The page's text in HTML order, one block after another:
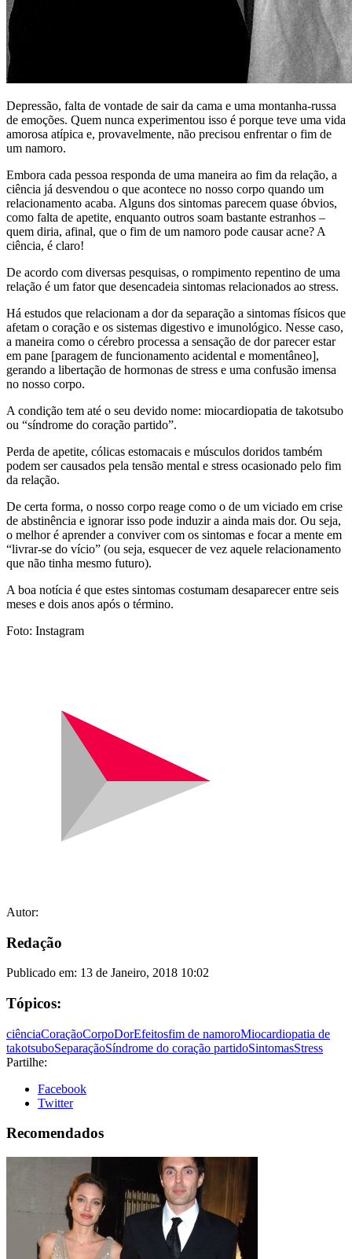
Depressão, falta de vontade de sair da cama e uma montanha-russa
de emoções. Quem nunca experimentou isso é porque teve uma vida
amorosa atípica e, provavelmente, não precisou enfrentar o fim de
um namoro.
Embora cada pessoa responda de uma maneira ao fim da relação, a
ciência já desvendou o que acontece no nosso corpo quando um
relacionamento acaba. Alguns dos sintomas parecem quase óbvios,
como falta de apetite, enquanto outros soam bastante estranhos –
quem diria, afinal, que o fim de um namoro pode causar acne? A
ciência, é claro!
De acordo com diversas pesquisas, o rompimento repentino de uma
relação é um fator que desencadeia sintomas relacionados ao stress.
Há estudos que relacionam a dor da separação a sintomas físicos que
afetam o coração e os sistemas digestivo e imunológico. Nesse caso,
a maneira como o cérebro processa a sensação de dor parecer estar
em pane [paragem de funcionamento acidental e momentâneo],
gerando a libertação de hormonas de stress e uma confusão imensa
no nosso corpo.
A condição tem até o seu devido nome: miocardiopatia de takotsubo
ou “síndrome do coração partido”.
Perda de apetite, cólicas estomacais e músculos doridos também
podem ser causados pela tensão mental e stress ocasionado pelo fim
da relação.
De certa forma, o nosso corpo reage como o de um viciado em crise
de abstinência e ignorar isso pode induzir a ainda mais dor. Ou seja,
o melhor é aprender a conviver com os sintomas e focar a mente em
“livrar-se do vício” (ou seja, esquecer de vez aquele relacionamento
que não tinha mesmo futuro).
A boa notícia é que estes sintomas costumam desaparecer entre seis
meses e dois anos após o término.
Foto: Instagram
Autor:
Redação
Publicado em: 13 de Janeiro, 2018 10:02
Tópicos:
ciênciaCoraçãoCorpoDorEfeitosfim de namoroMiocardiopatia de
takotsuboSeparaçãoSíndrome do coração partidoSintomasStress
Partilhe:
Facebook
Twitter
Recomendados